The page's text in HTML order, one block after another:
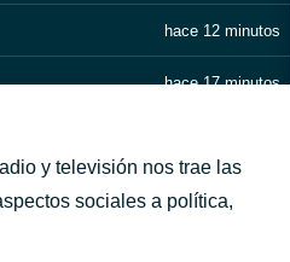
hace 12 minutos
hace 17 minutos
y televisión nos trae las
sociales a política,